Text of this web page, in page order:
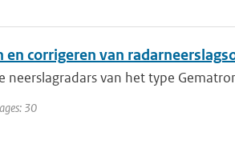
corrigeren van
neerslagradars van het type
30